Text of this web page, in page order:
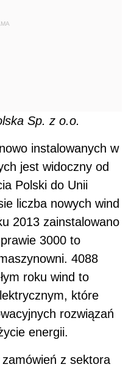
Sp. z o.o.
instalowanych w
jest widoczny od
Polski do Unii
liczba nowych wind
2013 zainstalowano
3000 to
4088
roku wind to
które
rozwiązań
energii.
z sektora